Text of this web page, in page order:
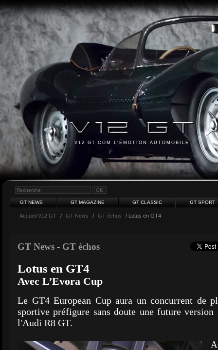
V12 GT.COM L'ÉMOTION AUTOMOBILE
GT NEWS GT MAGAZINE GT CLASSIC GT SPORT
Accueil V12 GT / GT News / GT échos / Lotus en GT4
GT News - GT échos
Lotus en GT4
Avec L’Evora Cup
Le GT4 European Cup aura un concurrent de
sportive préfigure sans doute une future
l'Audi R8 GT.